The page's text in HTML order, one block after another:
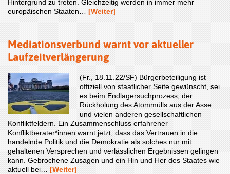
Hintergrund zu treten. Gleichzeitig werden in immer mehr
europäischen Staaten… [Weiter]
Mediationsverbund warnt vor aktueller
Laufzeitverlängerung
(Fr., 18.11.22/SF) Bürgerbeteiligung ist
offiziell von staatlicher Seite gewünscht, sei
es beim Endlagersuchprozess, der
Rückholung des Atommülls aus der Asse
und vielen anderen gesellschaftlichen
Konfliktfeldern. Ein Zusammenschluss erfahrener
Konfliktberater*innen warnt jetzt, dass das Vertrauen in die
handelnde Politik und die Demokratie als solches nur mit
gehaltenen Versprechen und verlässlichen Ergebnissen gelingen
kann. Gebrochene Zusagen und ein Hin und Her des Staates wie
aktuell bei… [Weiter]